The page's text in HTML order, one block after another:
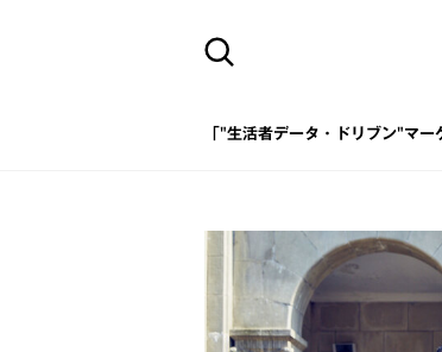
「"生活者データ・ドリブン"マー